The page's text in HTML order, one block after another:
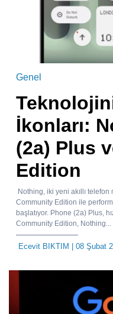
Genel
İkonları:
(2a) Plus
Edition
Nothing, iki yeni akıllı
Community Edition ile
başlatıyor. Phone (2a) Plus,
Community Edition, Nothing...
Ecevit BIKTIM | 08 Şubat